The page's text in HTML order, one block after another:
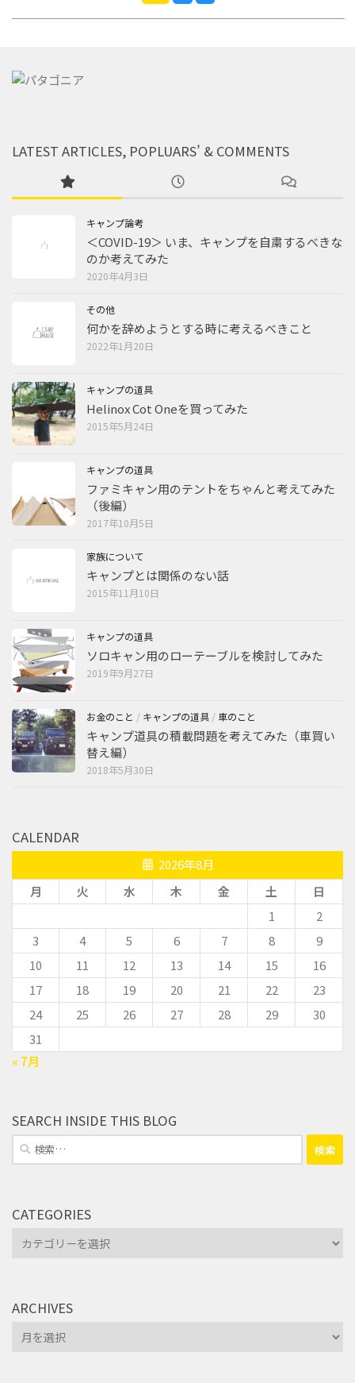
LATEST ARTICLES, POPLUARS’ & COMMENTS
キャンプ論考
＜COVID-19＞ いま、キャンプを自粛するべきな
のか考えてみた
2020年4月3日
その他
何かを辞めようとする時に考えるべきこと
2022年1月20日
キャンプの道具
Helinox Cot Oneを買ってみた
2015年5月24日
キャンプの道具
ファミキャン用のテントをちゃんと考えてみた
（後編）
2017年10月5日
家族について
キャンプとは関係のない話
2015年11月10日
キャンプの道具
ソロキャン用のローテーブルを検討してみた
2019年9月27日
お金のこと / キャンプの道具 / 車のこと
キャンプ道具の積載問題を考えてみた（車買い
替え編）
2018年5月30日
CALENDAR
2026年8月
月
火 水 木 金 土
日
1
2
3
4 5 6 7 8
9
10
11 12 13 14 15
16
17
18 19 20 21 22
23
24
25 26 27 28 29
30
31
« 7月
SEARCH INSIDE THIS BLOG
検
索:
CATEGORIES
Categories
ARCHIVES
Archives